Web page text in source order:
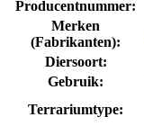
Producentnummer:
Merken
(Fabrikanten):
Diersoort:
Gebruik:
Terrariumtype: